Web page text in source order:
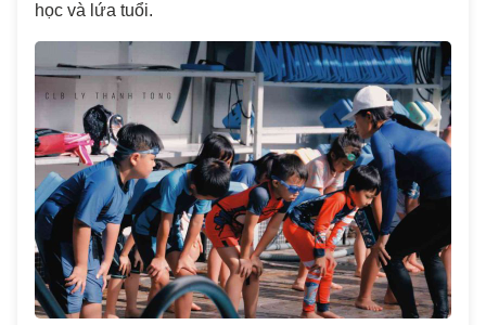
học và lứa tuổi.